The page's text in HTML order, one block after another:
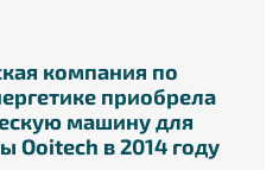
компания по
приобрела
машину для
Ooitech в 2014 году